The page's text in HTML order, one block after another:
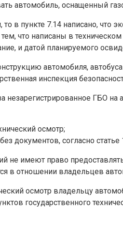
автомобиль, оснащенный
в пункте 7.14 написано, что
что написаны в
и датой планируемого
автомобиля,
инспекция
незарегистрированное ГБО на
осмотр;
документов, согласно
не имеют право
в отношении владельцев
осмотр владельцу
государственного